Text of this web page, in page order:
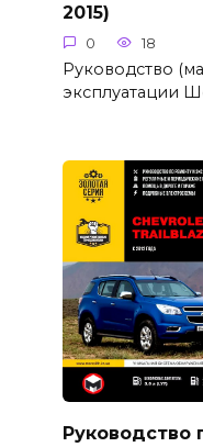
2015)
0 18
Руководство
эксплуатации
Руководство